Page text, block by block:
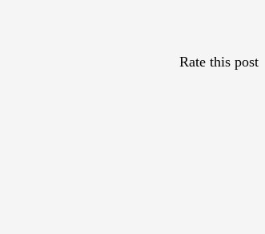
Rate this post